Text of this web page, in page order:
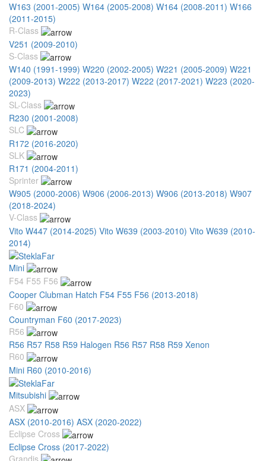
W163 (2001-2005) W164 (2005-2008) W164 (2008-2011) W166
(2011-2015)
R-Class
V251 (2009-2010)
S-Class
W140 (1991-1999) W220 (2002-2005) W221 (2005-2009) W221
(2009-2013) W222 (2013-2017) W222 (2017-2021) W223 (2020-
2023)
SL-Class
R230 (2001-2008)
SLC
R172 (2016-2020)
SLK
R171 (2004-2011)
Sprinter
W905 (2000-2006) W906 (2006-2013) W906 (2013-2018) W907
(2018-2024)
V-Class
Vito W447 (2014-2025) Vito W639 (2003-2010) Vito W639 (2010-
2014)
Mini
F54 F55 F56
Cooper Clubman Hatch F54 F55 F56 (2013-2018)
F60
Countryman F60 (2017-2023)
R56
R56 R57 R58 R59 Halogen R56 R57 R58 R59 Xenon
R60
Mini R60 (2010-2016)
Mitsubishi
ASX
ASX (2010-2016) ASX (2020-2022)
Eclipse Cross
Eclipse Cross (2017-2022)
Grandis